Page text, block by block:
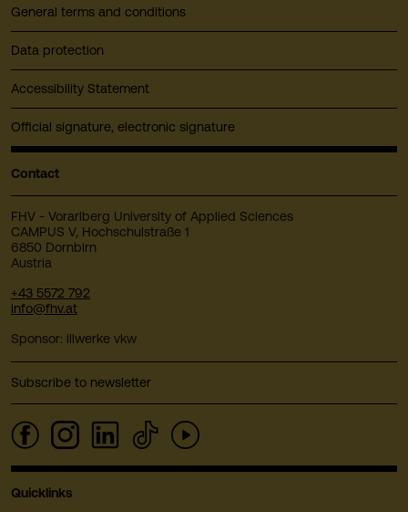
General terms and conditions
Data protection
Accessibility Statement
Official signature, electronic signature
Contact
FHV - Vorarlberg University of Applied Sciences
CAMPUS V, Hochschulstraße 1
6850 Dornbirn
Austria
+43 5572 792
info@fhv.at
Sponsor: illwerke vkw
Subscribe to newsletter
Quicklinks